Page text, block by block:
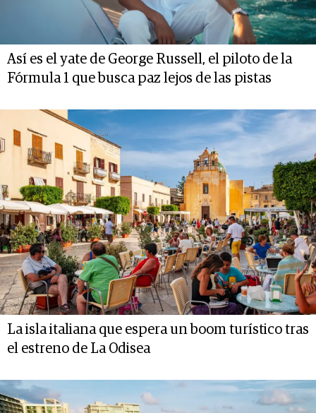
Así es el yate de George Russell, el piloto de la
Fórmula 1 que busca paz lejos de las pistas
La isla italiana que espera un boom turístico tras
el estreno de La Odisea